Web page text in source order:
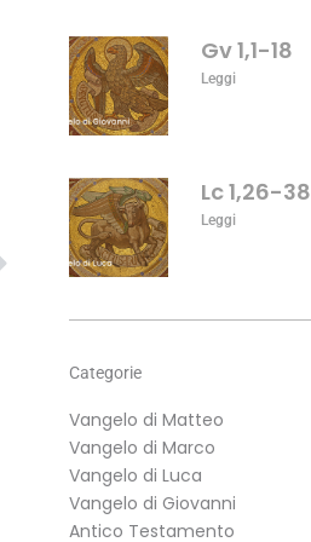
Gv 1,1-18
Leggi
Lc 1,26-38
Leggi
Categorie
Vangelo di Matteo
Vangelo di Marco
Vangelo di Luca
Vangelo di Giovanni
Antico Testamento